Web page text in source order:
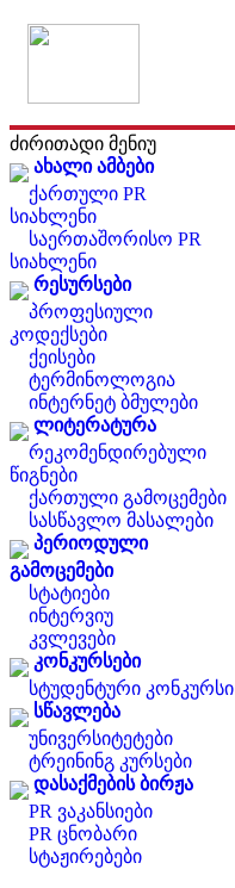
ძირითადი მენიუ
ახალი ამბები
ქართული PR
სიახლენი
საერთაშორისო PR
სიახლენი
რესურსები
პროფესიული
კოდექსები
ქეისები
ტერმინოლოგია
ინტერნეტ ბმულები
ლიტერატურა
რეკომენდირებული
წიგნები
ქართული გამოცემები
სასწავლო მასალები
პერიოდული
გამოცემები
სტატიები
ინტერვიუ
კვლევები
კონკურსები
სტუდენტური კონკურსი
სწავლება
უნივერსიტეტები
ტრეინინგ კურსები
დასაქმების ბირჟა
PR ვაკანსიები
PR ცნობარი
სტაჟირებები